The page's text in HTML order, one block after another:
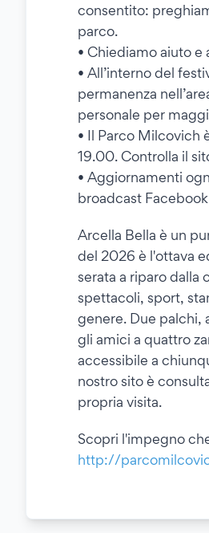
consentito:
parco.
• Chiediamo aiuto
• All’interno del
permanenza
personale per
• Il Parco Milcovich
19.00. Controlla il
• Aggiornamenti
broadcast
Arcella Bella è un
del 2026 è l'ottava
serata a riparo
spettacoli, sport,
genere. Due palchi,
gli amici a quattro
accessibile a
nostro sito è
propria visita.
Scopri l'impegno
http://